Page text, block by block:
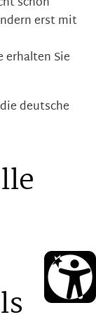
erst mit
erhalten Sie
deutsche